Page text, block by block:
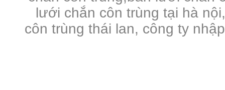
lưới chắn côn trùng tại hà
côn trùng thái lan, công ty